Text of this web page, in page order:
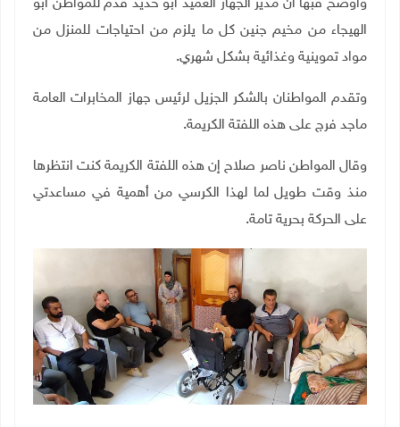
وأوضح قبها أن مدير الجهاز العميد أبو حديد قدم للمواطن أبو
الهيجاء من مخيم جنين كل ما يلزم من احتياجات للمنزل من
مواد تموينية وغذائية بشكل شهري.
وتقدم المواطنان بالشكر الجزيل لرئيس جهاز المخابرات العامة
ماجد فرج على هذه اللفتة الكريمة.
وقال المواطن ناصر صلاح إن هذه اللفتة الكريمة كنت انتظرها
منذ وقت طويل لما لهذا الكرسي من أهمية في مساعدتي
على الحركة بحرية تامة.